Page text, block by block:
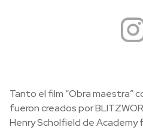
Tanto el film “Obra maestra”
fueron creados por
Henry Scholfield de Academy